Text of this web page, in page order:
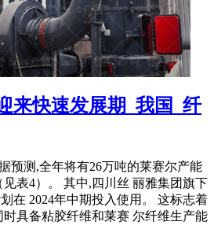
来快速发展期_我国_纤
预测,全年将有26万吨的莱赛尔产能
表4）。 其中,四川丝 丽雅集团旗下
在 2024年中期投入使用。 这标志着
具备粘胶纤维和莱赛 尔纤维生产能